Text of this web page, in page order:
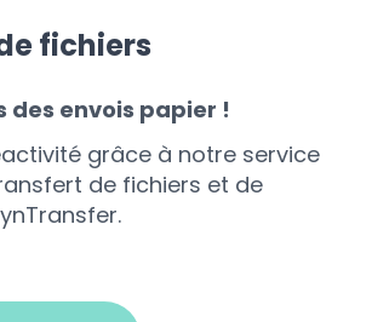
fichiers
des envois papier !
grâce à notre service
de fichiers et de